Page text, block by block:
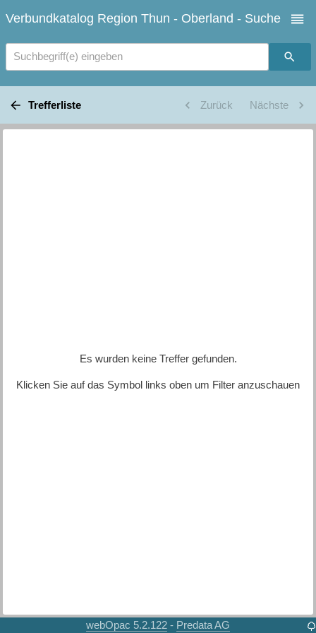
Verbundkatalog Region Thun - Oberland - Suche
Suchbegriff(e) eingeben
Trefferliste Zurück Nächste
Es wurden keine Treffer gefunden.
Klicken Sie auf das Symbol links oben um Filter anzuschauen
webOpac 5.2.122 - Predata AG